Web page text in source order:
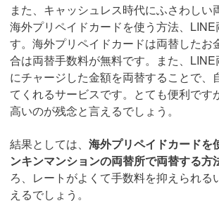
また、キャッシュレス時代にふさわしい
海外プリペイドカードを使う方法、LINE
す。海外プリペイドカードは両替したお
合は両替手数料が無料です。また、
にチャージした金額を両替することで、
てくれるサービスです。とても便利です
高いのが残念と言えるでしょう。
結果としては、 海外プリペイドカードを
ンキンマンションの両替所で両替する方
ろ、レートがよくて手数料を抑えられる
えるでしょう。